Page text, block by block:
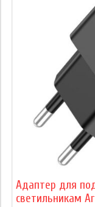
Адаптер для
светильникам